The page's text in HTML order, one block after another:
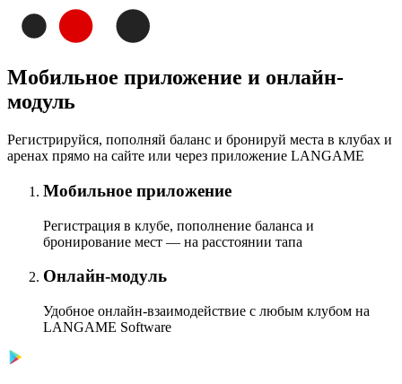
Мобильное приложение и онлайн-
модуль
Регистрируйся, пополняй баланс и бронируй места в клубах и
аренах прямо на сайте или через приложение LANGAME
Мобильное приложение
Регистрация в клубе, пополнение баланса и
бронирование мест — на расстоянии тапа
Онлайн-модуль
Удобное онлайн-взаимодействие с любым клубом на
LANGAME Software